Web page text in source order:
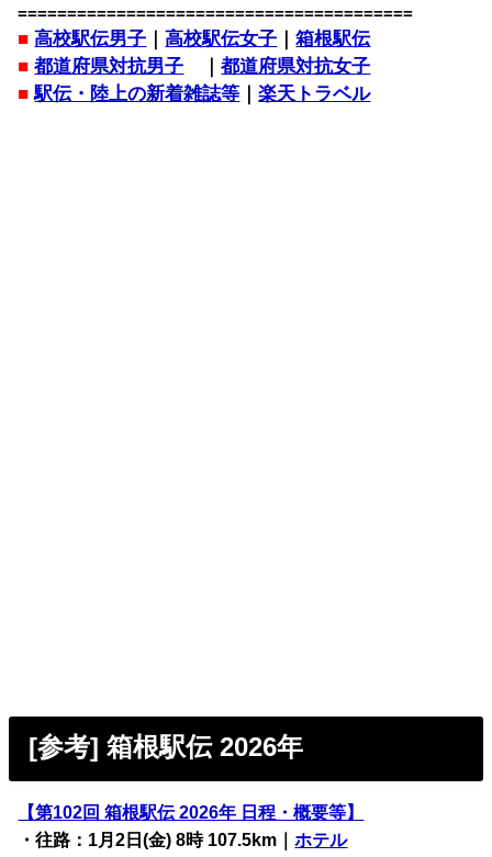
========================================
■ 高校駅伝男子 ｜高校駅伝女子 ｜箱根駅伝
■ 都道府県対抗男子 ｜都道府県対抗女子
■ 駅伝・陸上の新着雑誌等 ｜楽天トラベル
[参考] 箱根駅伝 2026年
【第102回 箱根駅伝 2026年 日程・概要等】
・往路：1月2日(金) 8時 107.5km｜ホテル